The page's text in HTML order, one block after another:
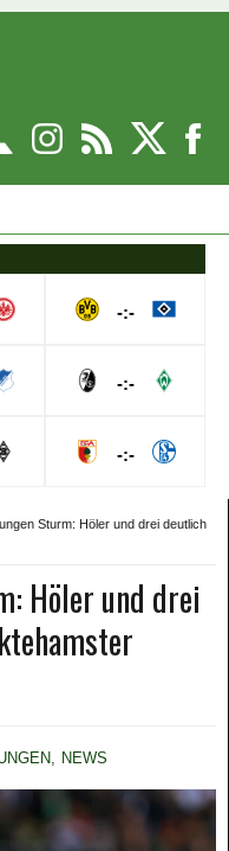
-:-
-:-
-:-
Sturm: Höler und drei deutlich
Höler und drei
, NEWS